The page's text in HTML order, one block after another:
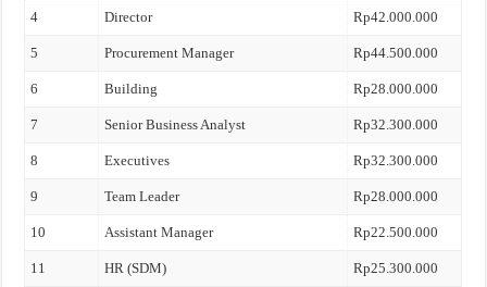
4 Director Rp42.000.000
5 Procurement Manager Rp44.500.000
6 Building Rp28.000.000
7 Senior Business Analyst Rp32.300.000
8 Executives Rp32.300.000
9 Team Leader Rp28.000.000
10 Assistant Manager Rp22.500.000
11 HR (SDM) Rp25.300.000